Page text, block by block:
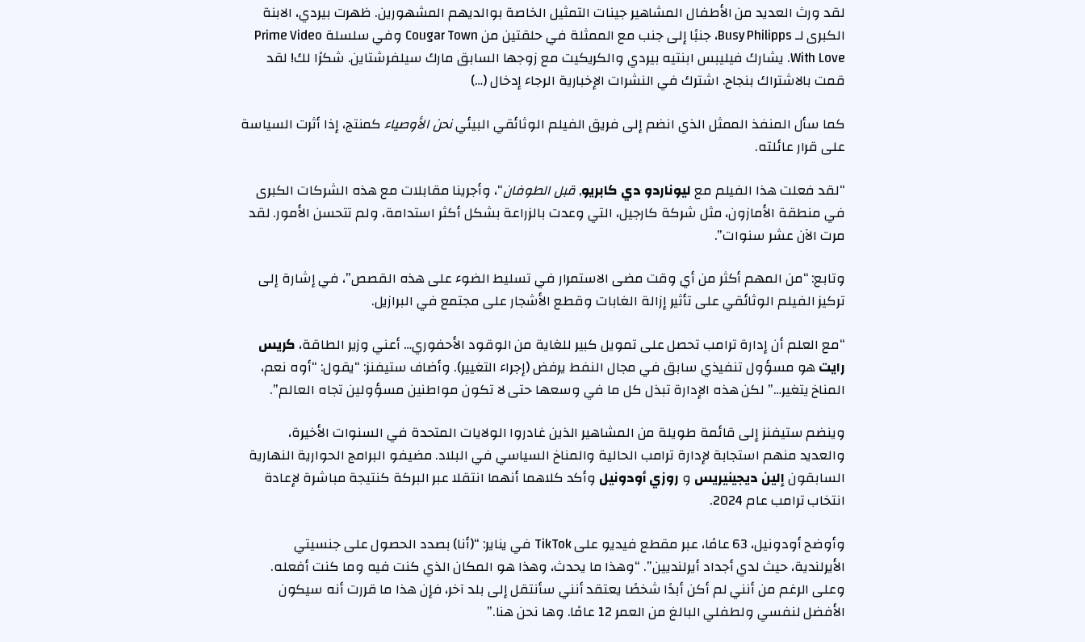
لقد ورث العديد من الأطفال المشاهير جينات التمثيل الخاصة بوالديهم المشهورين. ظهرت بيردي، الابنة
الكبرى لـ Busy Philipps، جنبًا إلى جنب مع الممثلة في حلقتين من Cougar Town وفي سلسلة Prime Video
With Love. يشارك فيليبس ابنتيه بيردي والكريكيت مع زوجها السابق مارك سيلفرشتاين. شكرًا لك! لقد
قمت بالاشتراك بنجاح. اشترك في النشرات الإخبارية الرجاء إدخال (…)
كما سأل المنفذ الممثل الذي انضم إلى فريق الفيلم الوثائقي البيئينحن الأوصياءكمنتج، إذا أثرت السياسة
على قرار عائلته.
“لقد فعلت هذا الفيلم معليوناردو دي كابريو,قبل الطوفان“، وأجرينا مقابلات مع هذه الشركات الكبرى
في منطقة الأمازون، مثل شركة كارجيل، التي وعدت بالزراعة بشكل أكثر استدامة، ولم تتحسن الأمور. لقد
مرت الآن عشر سنوات”.
وتابع: “من المهم أكثر من أي وقت مضى الاستمرار في تسليط الضوء على هذه القصص”، في إشارة إلى
تركيز الفيلم الوثائقي على تأثير إزالة الغابات وقطع الأشجار على مجتمع في البرازيل.
“مع العلم أن إدارة ترامب تحصل على تمويل كبير للغاية من الوقود الأحفوري… أعني وزير الطاقة، كريس
رايتهو مسؤول تنفيذي سابق في مجال النفط يرفض (إجراء التغيير). وأضاف ستيفنز: “يقول: “أوه نعم،
المناخ يتغير…” لكن هذه الإدارة تبذل كل ما في وسعها حتى لا تكون مواطنين مسؤولين تجاه العالم”.
وينضم ستيفنز إلى قائمة طويلة من المشاهير الذين غادروا الولايات المتحدة في السنوات الأخيرة،
والعديد منهم استجابة لإدارة ترامب الحالية والمناخ السياسي في البلاد. مضيفو البرامج الحوارية النهارية
السابقونإلين ديجينيريس و روزي أودونيل وأكد كلاهما أنهما انتقلا عبر البركة كنتيجة مباشرة لإعادة
انتخاب ترامب عام 2024.
وأوضح أودونيل، 63 عامًا، عبر مقطع فيديو على TikTok في يناير: “(أنا) بصدد الحصول على جنسيتي
الأيرلندية، حيث لدي أجداد أيرلنديين”. “وهذا ما يحدث، وهذا هو المكان الذي كنت فيه وما كنت أفعله.
وعلى الرغم من أنني لم أكن أبدًا شخصًا يعتقد أنني سأنتقل إلى بلد آخر، فإن هذا ما قررت أنه سيكون
الأفضل لنفسي ولطفلي البالغ من العمر 12 عامًا. وها نحن هنا.”